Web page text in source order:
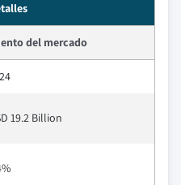
del mercado
19.2 Billion